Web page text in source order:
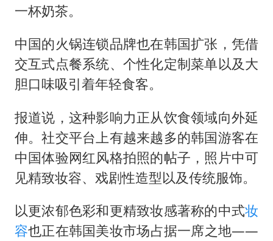
夯实基础开新局
一杯奶茶。
中国的火锅连锁品牌也在韩国扩张，凭借
交互式点餐系统、个性化定制菜单以及大
胆口味吸引着年轻食客。
报道说，这种影响力正从饮食领域向外延
伸。社交平台上有越来越多的韩国游客在
中国体验网红风格拍照的帖子，照片中可
见精致妆容、戏剧性造型以及传统服饰。
以更浓郁色彩和更精致妆感著称的中式妆
容也正在韩国美妆市场占据一席之地——